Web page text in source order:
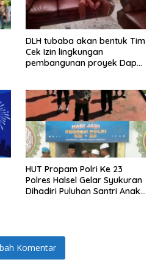
DLH tubaba akan bentuk Tim
Cek Izin lingkungan
pembangunan proyek Dapur
HUT Propam Polri Ke 23
Polres Halsel Gelar Syukuran
Dihadiri Puluhan Santri Anak
Komentar